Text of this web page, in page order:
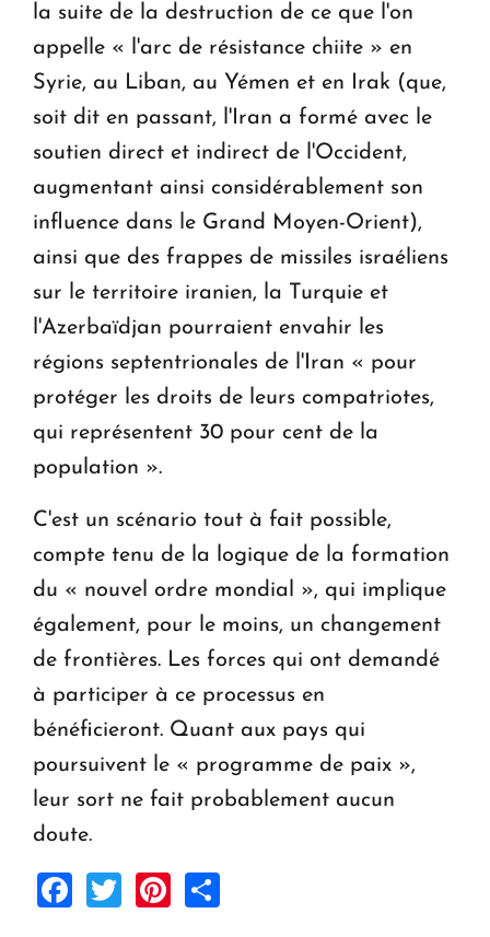
la suite de la destruction de ce que l'on
appelle « l'arc de résistance chiite » en
Syrie, au Liban, au Yémen et en Irak (que,
soit dit en passant, l'Iran a formé avec le
soutien direct et indirect de l'Occident,
augmentant ainsi considérablement son
influence dans le Grand Moyen-Orient),
ainsi que des frappes de missiles israéliens
sur le territoire iranien, la Turquie et
l'Azerbaïdjan pourraient envahir les
régions septentrionales de l'Iran « pour
protéger les droits de leurs compatriotes,
qui représentent 30 pour cent de la
population ».
C'est un scénario tout à fait possible,
compte tenu de la logique de la formation
du « nouvel ordre mondial », qui implique
également, pour le moins, un changement
de frontières. Les forces qui ont demandé
à participer à ce processus en
bénéficieront. Quant aux pays qui
poursuivent le « programme de paix »,
leur sort ne fait probablement aucun
doute.
Facebook
TwitterPinterest